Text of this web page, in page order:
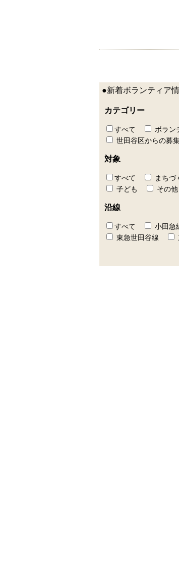
●新着ボランティア
カテゴリー
すべて ボラン
世田谷区からの募
対象
すべて まちづ
子ども
その他
沿線
すべて 小田急
東急世田谷線